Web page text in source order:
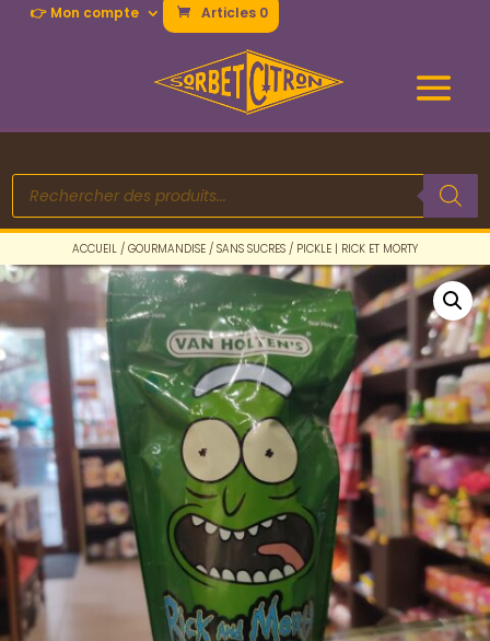
👉 Mon compte Articles 0
Recherche
de
produits
ACCUEIL / GOURMANDISE / SANS SUCRES / PICKLE | RICK ET MORTY